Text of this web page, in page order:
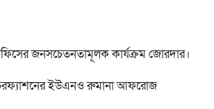
জনসচেতনতামূলক কার্যক্রম জোরদার।
চরফ্যাশনের ইউএনও রুমানা আফরোজ